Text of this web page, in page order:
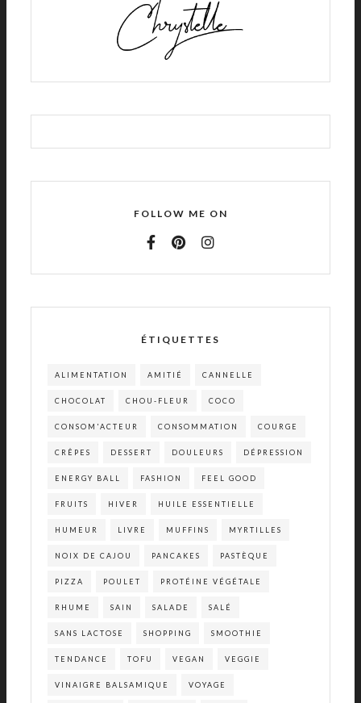
FOLLOW ME ON
ÉTIQUETTES
ALIMENTATION AMITIÉ CANNELLE
CHOCOLAT CHOU-FLEUR COCO
CONSOM'ACTEUR CONSOMMATION COURGE
CRÊPES DESSERT DOULEURS DÉPRESSION
ENERGY BALL FASHION FEEL GOOD
FRUITS HIVER HUILE ESSENTIELLE
HUMEUR LIVRE MUFFINS MYRTILLES
NOIX DE CAJOU PANCAKES PASTÈQUE
PIZZA POULET PROTÉINE VÉGÉTALE
RHUME SAIN SALADE SALÉ
SANS LACTOSE SHOPPING SMOOTHIE
TENDANCE TOFU VEGAN VEGGIE
VINAIGRE BALSAMIQUE VOYAGE